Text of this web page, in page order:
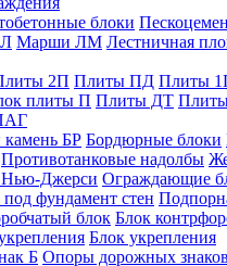
блоки
Марши ЛМ Лестничная
2П Плиты ПД Плиты
плиты П Плиты ДТ
камень БР Бордюрные блоки
Противотанковые надолбы
Нью-Джерси Ограждающие
под фундамент стен
блок Блок
Блок укрепления
Б Опоры дорожных знаков